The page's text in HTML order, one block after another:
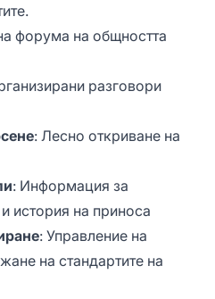
форума на общността
разговори
: Лесно откриване на
: Информация за
история на приноса
: Управление на
на стандартите на